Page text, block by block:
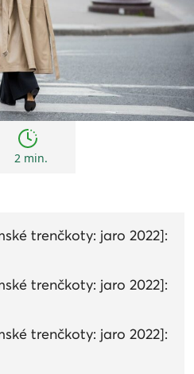
Trendy
2 min.
trenčkoty: jaro 2022]:
trenčkoty: jaro 2022]:
trenčkoty: jaro 2022]: